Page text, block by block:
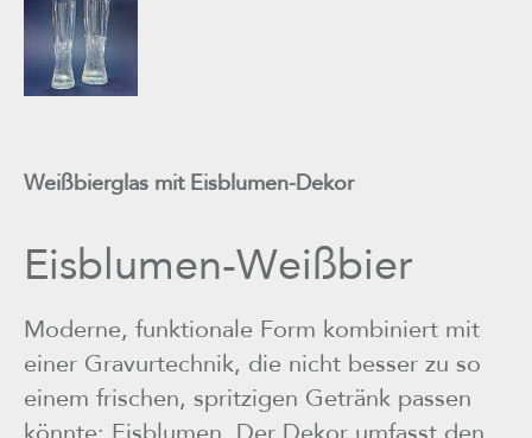
Weißbierglas mit Eisblumen-Dekor
Eisblumen-Weißbier
Moderne, funktionale Form kombiniert mit
einer Gravurtechnik, die nicht besser zu so
einem frischen, spritzigen Getränk passen
könnte: Eisblumen. Der Dekor umfasst den